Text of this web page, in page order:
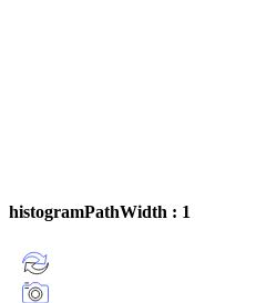
histogramPathWidth : 1